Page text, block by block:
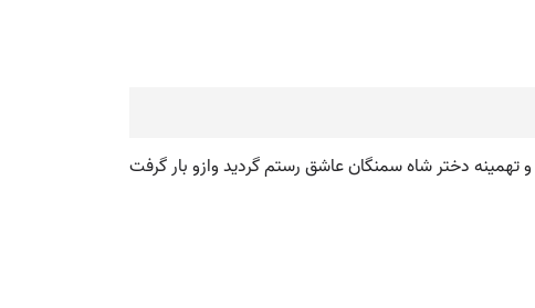
دختر شاه سمنگان عاشق رستم گردید وازو بار گرفت